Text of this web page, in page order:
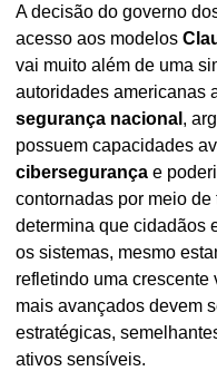
A decisão do governo
acesso aos modelos
vai muito além de uma
segurança nacional ,
cibersegurança e
contornadas por meio
determina que cidadãos
os sistemas, mesmo
refletindo uma crescente
mais avançados devem
estratégicas,
ativos sensíveis.